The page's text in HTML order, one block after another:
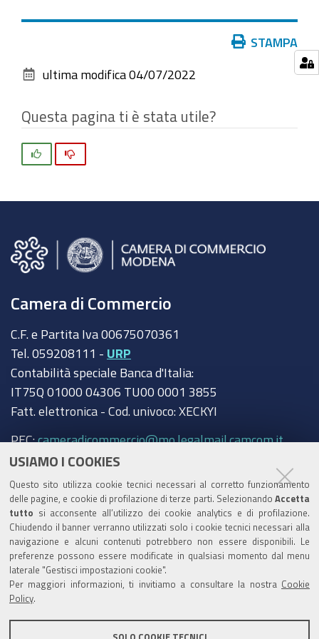
USIAMO I COOKIES
Questo sito utilizza cookie tecnici necessari al corretto funzionamento
delle pagine, e cookie di profilazione di terze parti. Selezionando Accetta
tutto si acconsente all’utilizzo dei cookie analytics e di profilazione.
Chiudendo il banner verranno utilizzati solo i cookie tecnici necessari alla
navigazione e alcuni contenuti potrebbero non essere disponibili. Le
preferenze possono essere modificate in qualsiasi momento dal menu
laterale "Gestisci impostazioni cookie".
Per maggiori informazioni, ti invitiamo a consultare la nostra Cookie
Policy
dimensioni
documento
STAMPA
ultima modifica 04/07/2022
Questa pagina ti è stata utile?
Camera di Commercio
C.F. e Partita Iva 00675070361
Tel. 059208111 - URP
Contabilità speciale Banca d'Italia:
IT75Q 01000 04306 TU00 0001 3855
Fatt. elettronica - Cod. univoco: XECKYI
PEC:cameradicommercio@mo.legalmail.camcom.it
Trasparenza
Amministrazione trasparente
Albo Camerale
Pubblicità Legale
Area riservata Amministratori